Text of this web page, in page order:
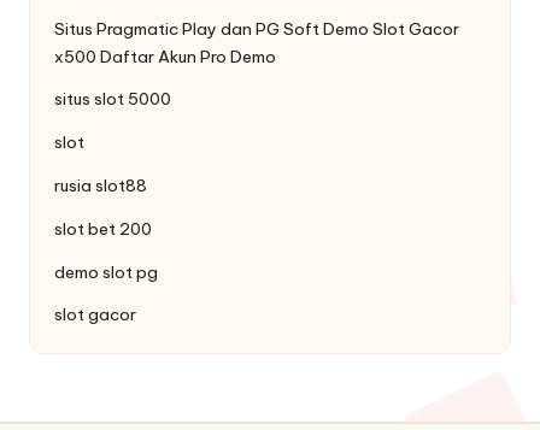
Situs Pragmatic Play dan PG SoftDemo SlotGacor
x500 Daftar Akun Pro Demo
situs slot 5000
slot
rusia slot88
slot bet 200
demo slot pg
slot gacor